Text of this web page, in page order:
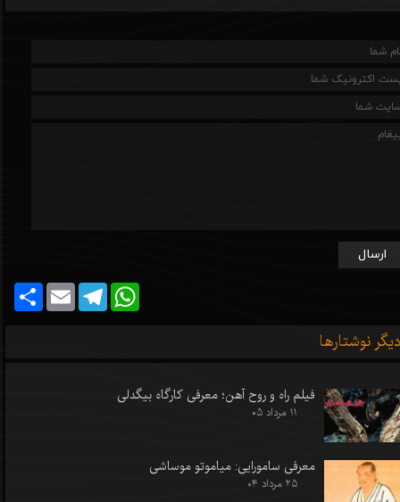
ارسال
فیلم راه و روح آهن؛ معرفی کارگاه بیگدلی
۱۱ مرداد ۰۵
معرفی سامورایی: میاموتو موساشی
۲۵ مرداد ۰۴
نوشتارها
ShareEmail Telegram